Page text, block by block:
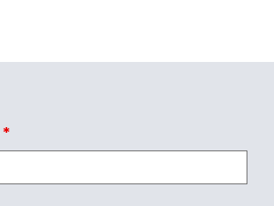
*